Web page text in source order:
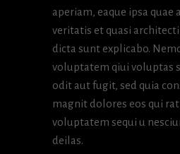
aperiam, eaque ipsa
veritatis et quasi
dicta sunt explicabo.
voluptatem qiui voluptas
odit aut fugit, sed quia
magnit dolores eos qui
voluptatem sequi u
deilas.